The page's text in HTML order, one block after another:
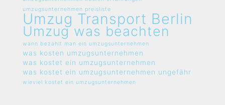
umzugsunternehmen preisliste
Umzug Transport Berlin
Umzug was beachten
wann bezahlt man ein umzugsunternehmen
was kosten umzugsunternehmen
was kostet ein umzugsunternehmen
was kostet ein umzugsunternehmen ungefähr
wieviel kostet ein umzugsunternehmen